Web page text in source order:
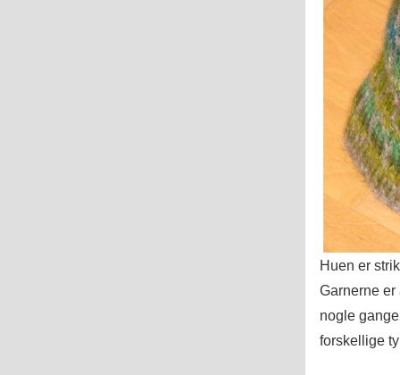
Huen er
Garnerne er
nogle
forskellige